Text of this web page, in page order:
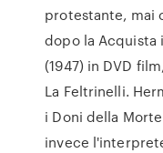
protestante, mai
dopo la Acquista
(1947) in DVD
La Feltrinelli.
i Doni della
invece